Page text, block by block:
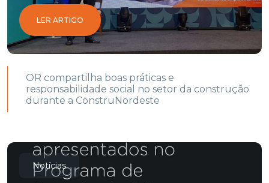
LER ARTIGO
OR compartilha boas práticas e
responsabilidade social no setor da construção
durante a ConstruNordeste
Notícias